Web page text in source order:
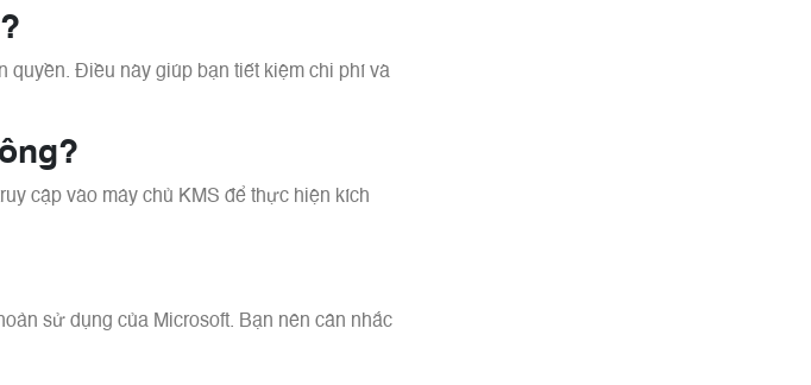
quyền. Điều này giúp bạn tiết kiệm chi phí và
cập vào máy chủ KMS để thực hiện kích
sử dụng của Microsoft. Bạn nên cân nhắc